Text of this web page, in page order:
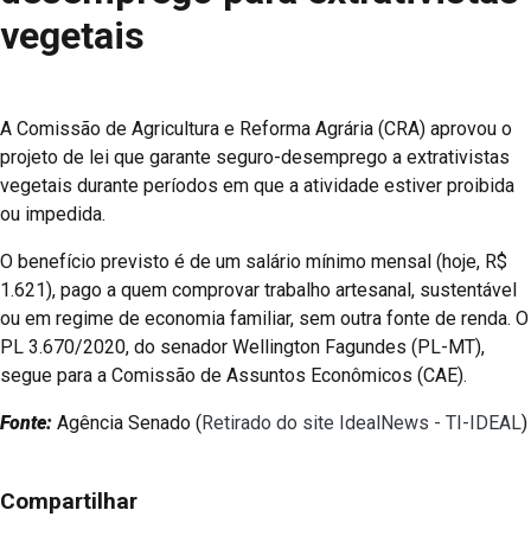
vegetais
A Comissão de Agricultura e Reforma Agrária (CRA) aprovou o
projeto de lei que garante seguro-desemprego a extrativistas
vegetais durante períodos em que a atividade estiver proibida
ou impedida.
O benefício previsto é de um salário mínimo mensal (hoje, R$
1.621), pago a quem comprovar trabalho artesanal, sustentável
ou em regime de economia familiar, sem outra fonte de renda. O
PL 3.670/2020, do senador Wellington Fagundes (PL-MT),
segue para a Comissão de Assuntos Econômicos (CAE).
Fonte: Agência Senado (Retirado do site IdealNews - TI-IDEAL)
Compartilhar